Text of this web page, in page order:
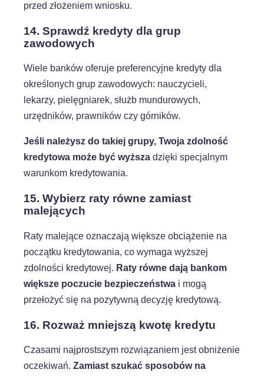
przed złożeniem wniosku.
14. Sprawdź kredyty dla grup
zawodowych
Wiele banków oferuje preferencyjne kredyty dla
określonych grup zawodowych: nauczycieli,
lekarzy, pielęgniarek, służb mundurowych,
urzędników, prawników czy górników.
Jeśli należysz do takiej grupy, Twoja zdolność
kredytowa może być wyższa dzięki specjalnym
warunkom kredytowania.
15. Wybierz raty równe zamiast
malejących
Raty malejące oznaczają większe obciążenie na
początku kredytowania, co wymaga wyższej
zdolności kredytowej. Raty równe dają bankom
większe poczucie bezpieczeństwa i mogą
przełożyć się na pozytywną decyzję kredytową.
16. Rozważ mniejszą kwotę kredytu
Czasami najprostszym rozwiązaniem jest obniżenie
oczekiwań. Zamiast szukać sposobów na